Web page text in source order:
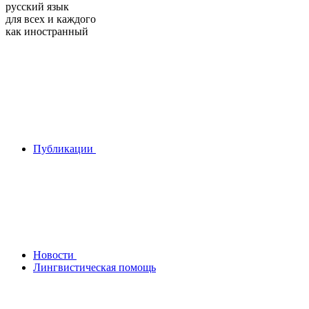
русский язык
для всех и каждого
как иностранный
Публикации
Новости
Лингвистическая помощь